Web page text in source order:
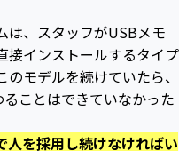
は、スタッフがUSBメモ
接インストールするタイプ
のモデルを続けていたら、
ことはできていなかった
人を採用し続けなければい